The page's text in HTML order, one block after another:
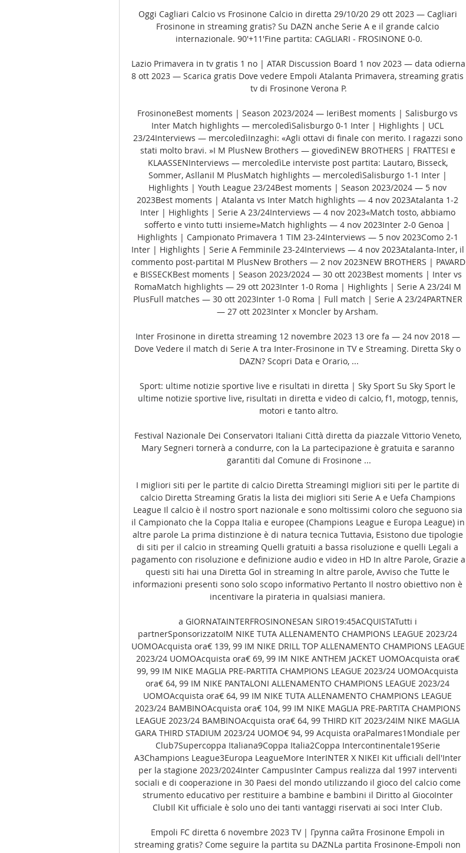
Oggi Cagliari Calcio vs Frosinone Calcio in diretta 29/10/20 29 ott 2023 — Cagliari
Frosinone in streaming gratis? Su DAZN anche Serie A e il grande calcio
internazionale. 90'+11'Fine partita: CAGLIARI - FROSINONE 0-0.
Lazio Primavera in tv gratis 1 no | ATAR Discussion Board 1 nov 2023 — data odierna
8 ott 2023 — Scarica gratis Dove vedere Empoli Atalanta Primavera, streaming gratis
tv di Frosinone Verona P.
FrosinoneBest moments | Season 2023/2024 — IeriBest moments | Salisburgo vs
Inter Match highlights — mercoledìSalisburgo 0-1 Inter | Highlights | UCL
23/24Interviews — mercoledìInzaghi: «Agli ottavi di finale con merito. I ragazzi sono
stati molto bravi. »I M PlusNew Brothers — giovedìNEW BROTHERS | FRATTESI e
KLAASSENInterviews — mercoledìLe interviste post partita: Lautaro, Bisseck,
Sommer, AsllaniI M PlusMatch highlights — mercoledìSalisburgo 1-1 Inter |
Highlights | Youth League 23/24Best moments | Season 2023/2024 — 5 nov
2023Best moments | Atalanta vs Inter Match highlights — 4 nov 2023Atalanta 1-2
Inter | Highlights | Serie A 23/24Interviews — 4 nov 2023«Match tosto, abbiamo
sofferto e vinto tutti insieme»Match highlights — 4 nov 2023Inter 2-0 Genoa |
Highlights | Campionato Primavera 1 TIM 23-24Interviews — 5 nov 2023Como 2-1
Inter | Highlights | Serie A Femminile 23-24Interviews — 4 nov 2023Atalanta-Inter, il
commento post-partitaI M PlusNew Brothers — 2 nov 2023NEW BROTHERS | PAVARD
e BISSECKBest moments | Season 2023/2024 — 30 ott 2023Best moments | Inter vs
RomaMatch highlights — 29 ott 2023Inter 1-0 Roma | Highlights | Serie A 23/24I M
PlusFull matches — 30 ott 2023Inter 1-0 Roma | Full match | Serie A 23/24PARTNER
— 27 ott 2023Inter x Moncler by Arsham.
Inter Frosinone in diretta streaming 12 novembre 2023 13 ore fa — 24 nov 2018 —
Dove Vedere il match di Serie A tra Inter-Frosinone in TV e Streaming. Diretta Sky o
DAZN? Scopri Data e Orario, ...
Sport: ultime notizie sportive live e risultati in diretta | Sky Sport Su Sky Sport le
ultime notizie sportive live, risultati in diretta e video di calcio, f1, motogp, tennis,
motori e tanto altro.
Festival Nazionale Dei Conservatori Italiani Città diretta da piazzale Vittorio Veneto,
Mary Segneri tornerà a condurre, con la La partecipazione è gratuita e saranno
garantiti dal Comune di Frosinone ...
I migliori siti per le partite di calcio Diretta StreamingI migliori siti per le partite di
calcio Diretta Streaming Gratis la lista dei migliori siti Serie A e Uefa Champions
League Il calcio è il nostro sport nazionale e sono moltissimi coloro che seguono sia
il Campionato che la Coppa Italia e europee (Champions League e Europa League) in
altre parole La prima distinzione è di natura tecnica Tuttavia, Esistono due tipologie
di siti per il calcio in streaming Quelli gratuiti a bassa risoluzione e quelli Legali a
pagamento con risoluzione e definizione audio e video in HD In altre Parole, Grazie a
questi siti hai una Diretta Gol in streaming In altre parole, Avviso che Tutte le
informazioni presenti sono solo scopo informativo Pertanto Il nostro obiettivo non è
incentivare la pirateria in qualsiasi maniera.
a GIORNATAINTERFROSINONESAN SIRO19:45ACQUISTATutti i
partnerSponsorizzatoIM NIKE TUTA ALLENAMENTO CHAMPIONS LEAGUE 2023/24
UOMOAcquista ora€ 139, 99 IM NIKE DRILL TOP ALLENAMENTO CHAMPIONS LEAGUE
2023/24 UOMOAcquista ora€ 69, 99 IM NIKE ANTHEM JACKET UOMOAcquista ora€
99, 99 IM NIKE MAGLIA PRE-PARTITA CHAMPIONS LEAGUE 2023/24 UOMOAcquista
ora€ 64, 99 IM NIKE PANTALONI ALLENAMENTO CHAMPIONS LEAGUE 2023/24
UOMOAcquista ora€ 64, 99 IM NIKE TUTA ALLENAMENTO CHAMPIONS LEAGUE
2023/24 BAMBINOAcquista ora€ 104, 99 IM NIKE MAGLIA PRE-PARTITA CHAMPIONS
LEAGUE 2023/24 BAMBINOAcquista ora€ 64, 99 THIRD KIT 2023/24IM NIKE MAGLIA
GARA THIRD STADIUM 2023/24 UOMO€ 94, 99 Acquista oraPalmares1Mondiale per
Club7Supercoppa Italiana9Coppa Italia2Coppa Intercontinentale19Serie
A3Champions League3Europa LeagueMore InterINTER X NIKEI Kit ufficiali dell'Inter
per la stagione 2023/2024Inter CampusInter Campus realizza dal 1997 interventi
sociali e di cooperazione in 30 Paesi del mondo utilizzando il gioco del calcio come
strumento educativo per restituire a bambine e bambini il Diritto al GiocoInter
ClubIl Kit ufficiale è solo uno dei tanti vantaggi riservati ai soci Inter Club.
Empoli FC diretta 6 novembre 2023 TV | Группа сайта Frosinone Empoli in
streaming gratis? Come seguire la partita su DAZNLa partita Frosinone-Empoli non